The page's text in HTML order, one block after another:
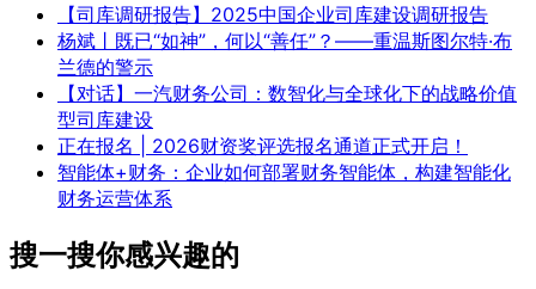
【司库调研报告】2025中国企业司库建设调研报告
杨斌丨既已“如神”，何以“善任”？——重温斯图尔特·布
兰德的警示
【对话】一汽财务公司：数智化与全球化下的战略价值
型司库建设
正在报名 | 2026财资奖评选报名通道正式开启！
智能体+财务：企业如何部署财务智能体，构建智能化
财务运营体系
搜一搜你感兴趣的